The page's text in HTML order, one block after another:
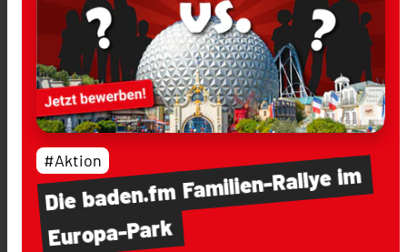
Diebaden.fmFamilien-Rallyeim
Europa-Park
#Aktion